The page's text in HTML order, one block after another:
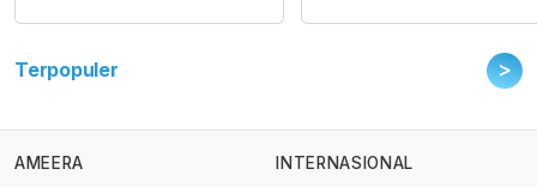
Terpopuler >
AMEERA
INTERNASIONAL